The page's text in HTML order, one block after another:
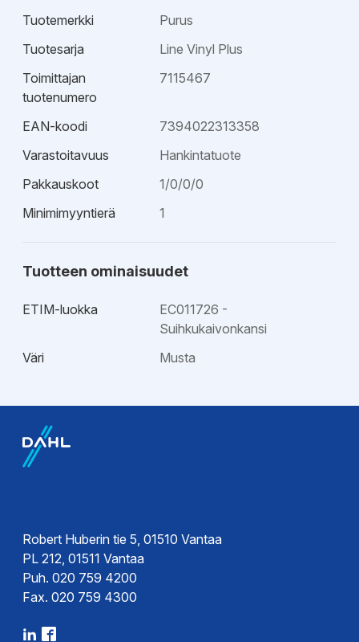
Tuotemerkki
Purus
Tuotesarja
Line Vinyl Plus
Toimittajan
tuotenumero
7115467
EAN-koodi
7394022313358
Varastoitavuus
Hankintatuote
Pakkauskoot
1/0/0/0
Minimimyyntierä
1
Tuotteen ominaisuudet
ETIM-luokka
EC011726 -
Suihkukaivonkansi
Väri
Musta
EPD-
ympäristöseloste
Tyyppihyväksyntä
Robert Huberin tie 5, 01510 Vantaa
PL 212, 01511 Vantaa
Puh. 020 759 4200
Fax. 020 759 4300